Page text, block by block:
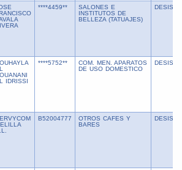
****4459**
SALONES E
INSTITUTOS DE
BELLEZA (TATUAJES)
IDRISSI
****5752**
COM. MEN. APARATOS
DE USO DOMESTICO
B52004777
OTROS CAFES Y
BARES